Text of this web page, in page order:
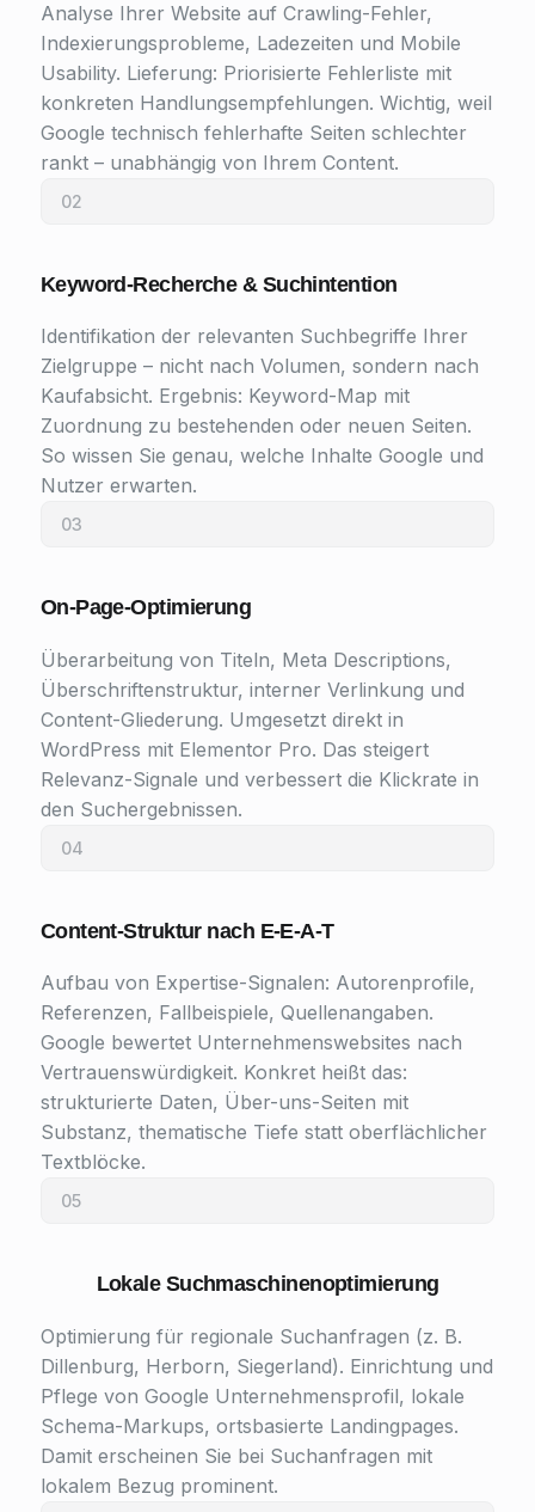
Analyse Ihrer Website auf Crawling-Fehler,
Indexierungsprobleme, Ladezeiten und Mobile
Usability. Lieferung: Priorisierte Fehlerliste mit
konkreten Handlungsempfehlungen. Wichtig, weil
Google technisch fehlerhafte Seiten schlechter
rankt – unabhängig von Ihrem Content.
02
Keyword-Recherche & Suchintention
Identifikation der relevanten Suchbegriffe Ihrer
Zielgruppe – nicht nach Volumen, sondern nach
Kaufabsicht. Ergebnis: Keyword-Map mit
Zuordnung zu bestehenden oder neuen Seiten.
So wissen Sie genau, welche Inhalte Google und
Nutzer erwarten.
03
On-Page-Optimierung
Überarbeitung von Titeln, Meta Descriptions,
Überschriftenstruktur, interner Verlinkung und
Content-Gliederung. Umgesetzt direkt in
WordPress mit Elementor Pro. Das steigert
Relevanz-Signale und verbessert die Klickrate in
den Suchergebnissen.
04
Content-Struktur nach E-E-A-T
Aufbau von Expertise-Signalen: Autorenprofile,
Referenzen, Fallbeispiele, Quellenangaben.
Google bewertet Unternehmenswebsites nach
Vertrauenswürdigkeit. Konkret heißt das:
strukturierte Daten, Über-uns-Seiten mit
Substanz, thematische Tiefe statt oberflächlicher
Textblöcke.
05
Lokale Suchmaschinenoptimierung
Optimierung für regionale Suchanfragen (z. B.
Dillenburg, Herborn, Siegerland). Einrichtung und
Pflege von Google Unternehmensprofil, lokale
Schema-Markups, ortsbasierte Landingpages.
Damit erscheinen Sie bei Suchanfragen mit
lokalem Bezug prominent.